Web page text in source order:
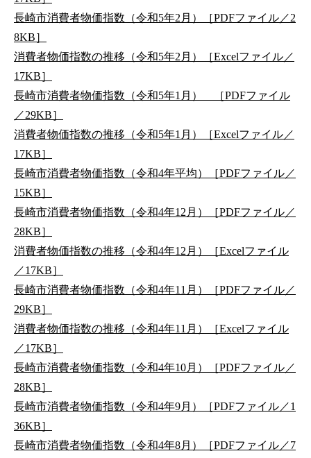
長崎市消費者物価指数（令和5年2月）［PDFファイル／2
8KB］
消費者物価指数の推移（令和5年2月）［Excelファイル／
17KB］
長崎市消費者物価指数（令和5年1月） ［PDFファイル
／29KB］
消費者物価指数の推移（令和5年1月）［Excelファイル／
17KB］
長崎市消費者物価指数（令和4年平均）［PDFファイル／
15KB］
長崎市消費者物価指数（令和4年12月）［PDFファイル／
28KB］
消費者物価指数の推移（令和4年12月）［Excelファイル
／17KB］
長崎市消費者物価指数（令和4年11月）［PDFファイル／
29KB］
消費者物価指数の推移（令和4年11月）［Excelファイル
／17KB］
長崎市消費者物価指数（令和4年10月）［PDFファイル／
28KB］
長崎市消費者物価指数（令和4年9月）［PDFファイル／1
36KB］
長崎市消費者物価指数（令和4年8月）［PDFファイル／7